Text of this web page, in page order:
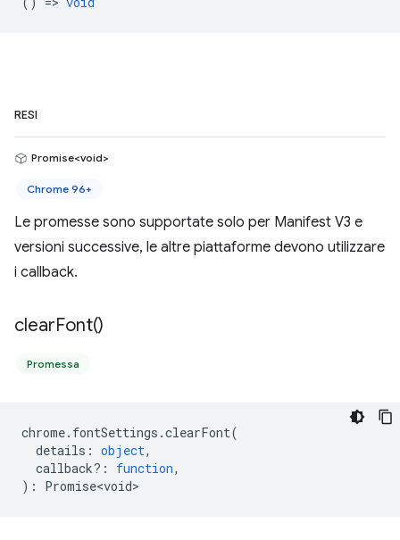
RESI
Promise<void>
Chrome 96+
Le promesse sono supportate solo per Manifest V3 e
versioni successive, le altre piattaforme devono utilizzare
i callback.
clearFont()
Promessa
chrome. fontSettings .clearFont(
details : object,
callback? : function,
) : Promise<void>